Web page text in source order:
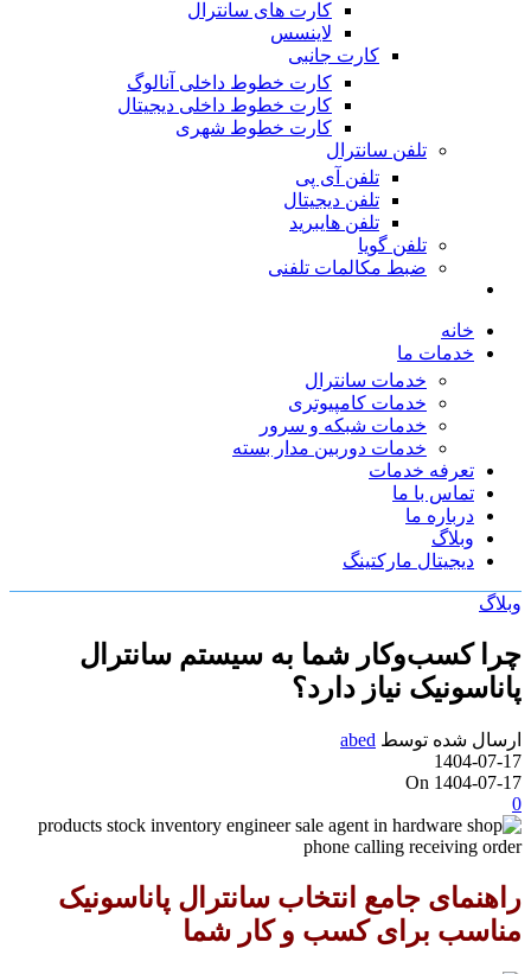
کارت های سانترال
لاینسس
کارت جانبی
کارت خطوط داخلی آنالوگ
کارت خطوط داخلی دیجیتال
کارت خطوط شهری
تلفن سانترال
تلفن آی پی
تلفن دیجیتال
تلفن هایبرید
تلفن گویا
ضبط مکالمات تلفنی
خانه
خدمات ما
خدمات سانترال
خدمات کامپیوتری
خدمات شبکه و سرور
خدمات دوربین مدار بسته
تعرفه خدمات
تماس با ما
درباره ما
وبلاگ
دیجیتال مارکتینگ
وبلاگ
چرا کسب‌وکار شما به سیستم سانترال
پاناسونیک نیاز دارد؟
ارسال شده توسط abed
1404-07-17
On 1404-07-17
0
راهنمای جامع انتخاب سانترال پاناسونیک
مناسب برای کسب و کار شما